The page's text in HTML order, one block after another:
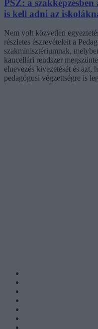
PSZ: a
is kell adni az
Nem volt közvetlen
részletes észrevételeit a
szakminisztériumnak,
kancellári rendszer
elnevezés kivezetését és azt,
pedagógusi végzettségre is